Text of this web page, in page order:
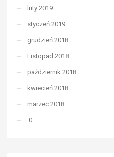
luty 2019
styczeń 2019
grudzień 2018
Listopad 2018
październik 2018
kwiecień 2018
marzec 2018
0